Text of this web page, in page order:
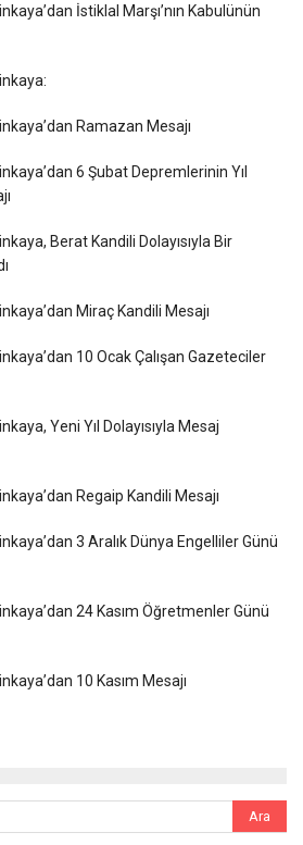
İstiklal Marşı’nın Kabulünün
Ramazan Mesajı
6 Şubat Depremlerinin Yıl
Berat Kandili Dolayısıyla Bir
Miraç Kandili Mesajı
10 Ocak Çalışan Gazeteciler
Yeni Yıl Dolayısıyla Mesaj
Regaip Kandili Mesajı
3 Aralık Dünya Engelliler Günü
24 Kasım Öğretmenler Günü
10 Kasım Mesajı